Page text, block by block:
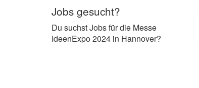
Jobs gesucht?
Du suchst Jobs für die Messe
IdeenExpo 2024 in Hannover?